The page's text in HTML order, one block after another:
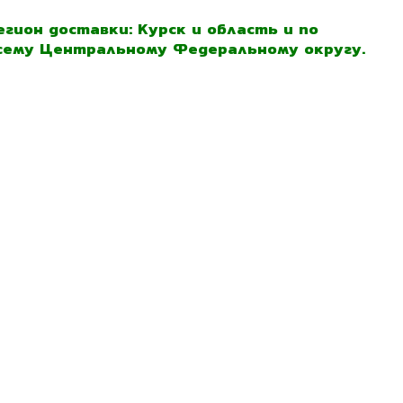
доставки: Курск и область и по
Центральному Федеральному округу.